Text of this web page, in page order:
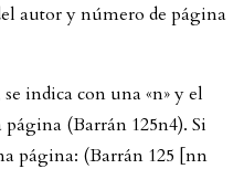
autor y número de página
indica con una «n» y el
(Barrán 125n4). Si
página: (Barrán 125 [nn